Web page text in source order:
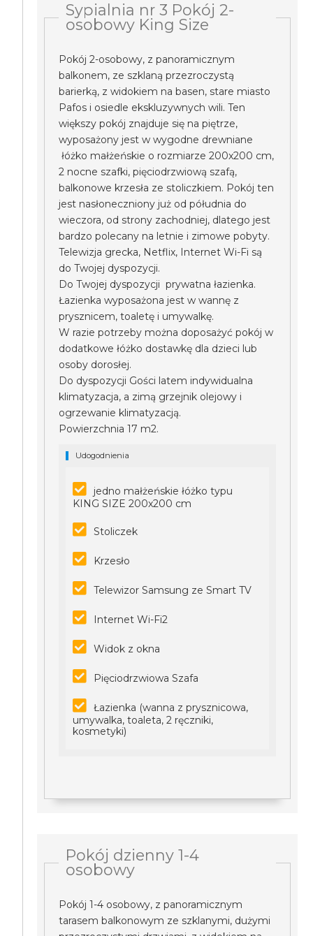
Sypialnia nr 3 Pokój 2-
osobowy King Size
Pokój 2-osobowy, z panoramicznym
balkonem, ze szklaną przezroczystą
barierką, z widokiem na basen, stare miasto
Pafos i osiedle ekskluzywnych wili. Ten
większy pokój znajduje się na piętrze,
wyposażony jest w wygodne drewniane
łóżko małżeńskie o rozmiarze 200x200 cm,
2 nocne szafki, pięciodrzwiową szafą,
balkonowe krzesła ze stoliczkiem. Pokój ten
jest nasłoneczniony już od półudnia do
wieczora, od strony zachodniej, dlatego jest
bardzo polecany na letnie i zimowe pobyty.
Telewizja grecka, Netflix, Internet Wi-Fi są
do Twojej dyspozycji.
Do Twojej dyspozycji prywatna łazienka.
Łazienka wyposażona jest w wannę z
prysznicem, toaletę i umywalkę.
W razie potrzeby można doposażyć pokój w
dodatkowe łóżko dostawkę dla dzieci lub
osoby dorosłej.
Do dyspozycji Gości latem indywidualna
klimatyzacja, a zimą grzejnik olejowy i
ogrzewanie klimatyzacją.
Powierzchnia 17 m2.
Udogodnienia
jedno małżeńskie łóżko typu
KING SIZE 200x200 cm
Stoliczek
Krzesło
Telewizor Samsung ze Smart TV
Internet Wi-Fi2
Widok z okna
Pięciodrzwiowa Szafa
Łazienka (wanna z prysznicowa,
umywalka, toaleta, 2 ręczniki,
kosmetyki)
Pokój dzienny 1-4
osobowy
Pokój 1-4 osobowy, z panoramicznym
tarasem balkonowym ze szklanymi, dużymi